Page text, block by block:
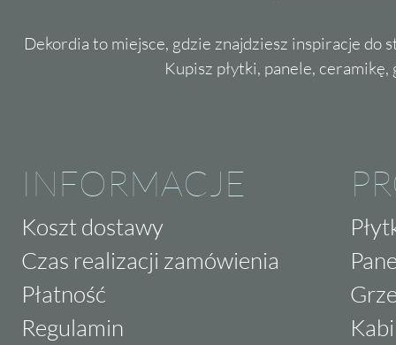
Dekordia to miejsce, gdzie znajdziesz inspiracje do
Kupisz płytki, panele,
INFORMACJE
Koszt dostawy
Czas realizacji zamówienia
Płatność
Regulamin